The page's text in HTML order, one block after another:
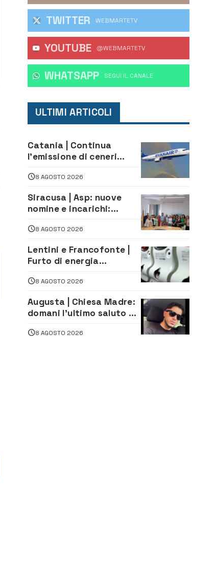
TWITTER WEBMARTETV
YOUTUBE @WEBMARTETV
WHATSAPP ‎SEGUI IL CANALE
ULTIMI ARTICOLI
Catania | Continua
l’emissione di ceneri
attività all’aeroporto di
Fontanarossa
8 AGOSTO 2026
Siracusa | Asp: nuove
nomine e incarichi:
di Sanità pubblica,
Legale
8 AGOSTO 2026
Lentini e Francofonte |
Furto di energia
persone
8 AGOSTO 2026
Augusta | Chiesa Madre:
domani l’ultimo saluto ad
morto in un incidente
8 AGOSTO 2026